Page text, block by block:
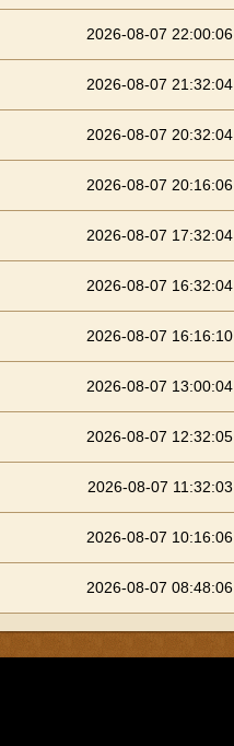
2026-08-07 22:00:06
2026-08-07 21:32:04
2026-08-07 20:32:04
2026-08-07 20:16:06
2026-08-07 17:32:04
2026-08-07 16:32:04
2026-08-07 16:16:10
2026-08-07 13:00:04
2026-08-07 12:32:05
2026-08-07 11:32:03
2026-08-07 10:16:06
2026-08-07 08:48:06